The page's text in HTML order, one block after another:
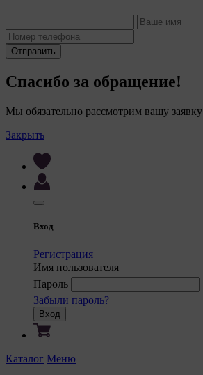
Отправить
Спасибо за обращение!
Мы обязательно рассмотрим вашу заявку
Закрыть
Вход
Регистрация
Имя пользователя
Пароль
Забыли пароль?
Вход
Каталог Меню